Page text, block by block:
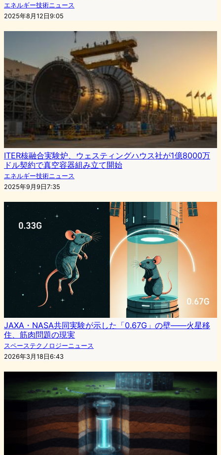
エネルギー技術ニュース
2025年8月12日9:05
ITER核融合実験炉、ウェスティングハウス社が1億8000万
ドル契約で真空容器組み立て開始
エネルギー技術ニュース
2025年9月9日7:35
JAXA・NASA共同実験が示した「0.67G」の壁——火星移
住、筋肉問題の現実
スペーステクノロジーニュース
2026年3月18日6:43